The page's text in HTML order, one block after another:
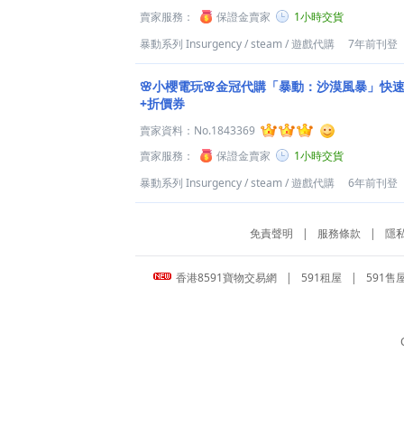
賣家服務：
保證金賣家
1小時交貨
暴動系列 Insurgency/steam/遊戲代購 7年前刊登
🌸小櫻電玩🌸金冠代購「暴動：沙漠風暴」快
+折價券
賣家資料： No.1843369
賣家服務：
保證金賣家
1小時交貨
暴動系列 Insurgency/steam/遊戲代購 6年前刊登
免責聲明 | 服務條款 | 隱
香港8591寶物交易網 | 591租屋 | 591售